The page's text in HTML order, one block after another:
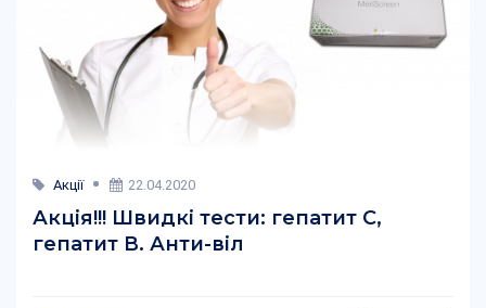
Акції 22.04.2020
Акція!!! Швидкі тести: гепатит С,
гепатит В. Анти-віл